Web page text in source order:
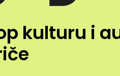
kulturu i